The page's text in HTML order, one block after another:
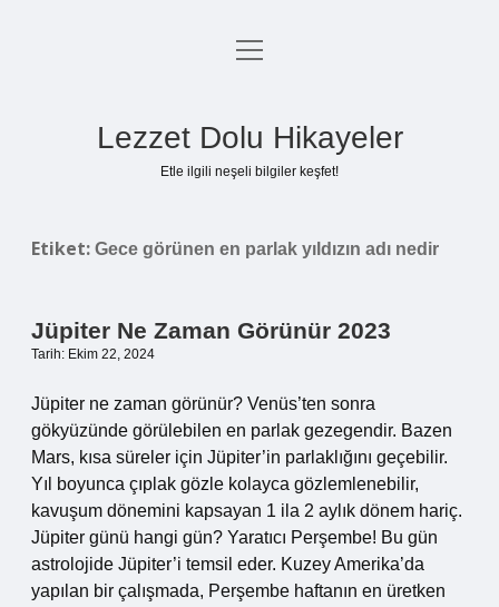
Anasayfa
menüyü
Lezzet Dolu Hikayeler
Etle ilgili neşeli bilgiler keşfet!
Etiket: Gece görünen en parlak yıldızın adı nedir
Jüpiter Ne Zaman Görünür 2023
Tarih: Ekim 22, 2024
Jüpiter ne zaman görünür? Venüs’ten sonra
gökyüzünde görülebilen en parlak gezegendir. Bazen
Mars, kısa süreler için Jüpiter’in parlaklığını geçebilir.
Yıl boyunca çıplak gözle kolayca gözlemlenebilir,
kavuşum dönemini kapsayan 1 ila 2 aylık dönem hariç.
Jüpiter günü hangi gün? Yaratıcı Perşembe! Bu gün
astrolojide Jüpiter’i temsil eder. Kuzey Amerika’da
yapılan bir çalışmada, Perşembe haftanın en üretken